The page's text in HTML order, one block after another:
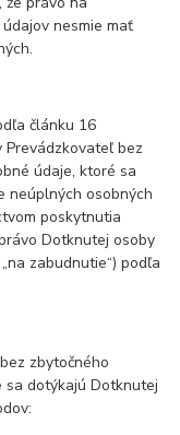
nesmie mať
článku 16
Prevádzkovateľ bez
údaje, ktoré sa
neúplných osobných
poskytnutia
Dotknutej osoby
zabudnutie“) podľa
zbytočného
sa dotýkajú Dotknutej